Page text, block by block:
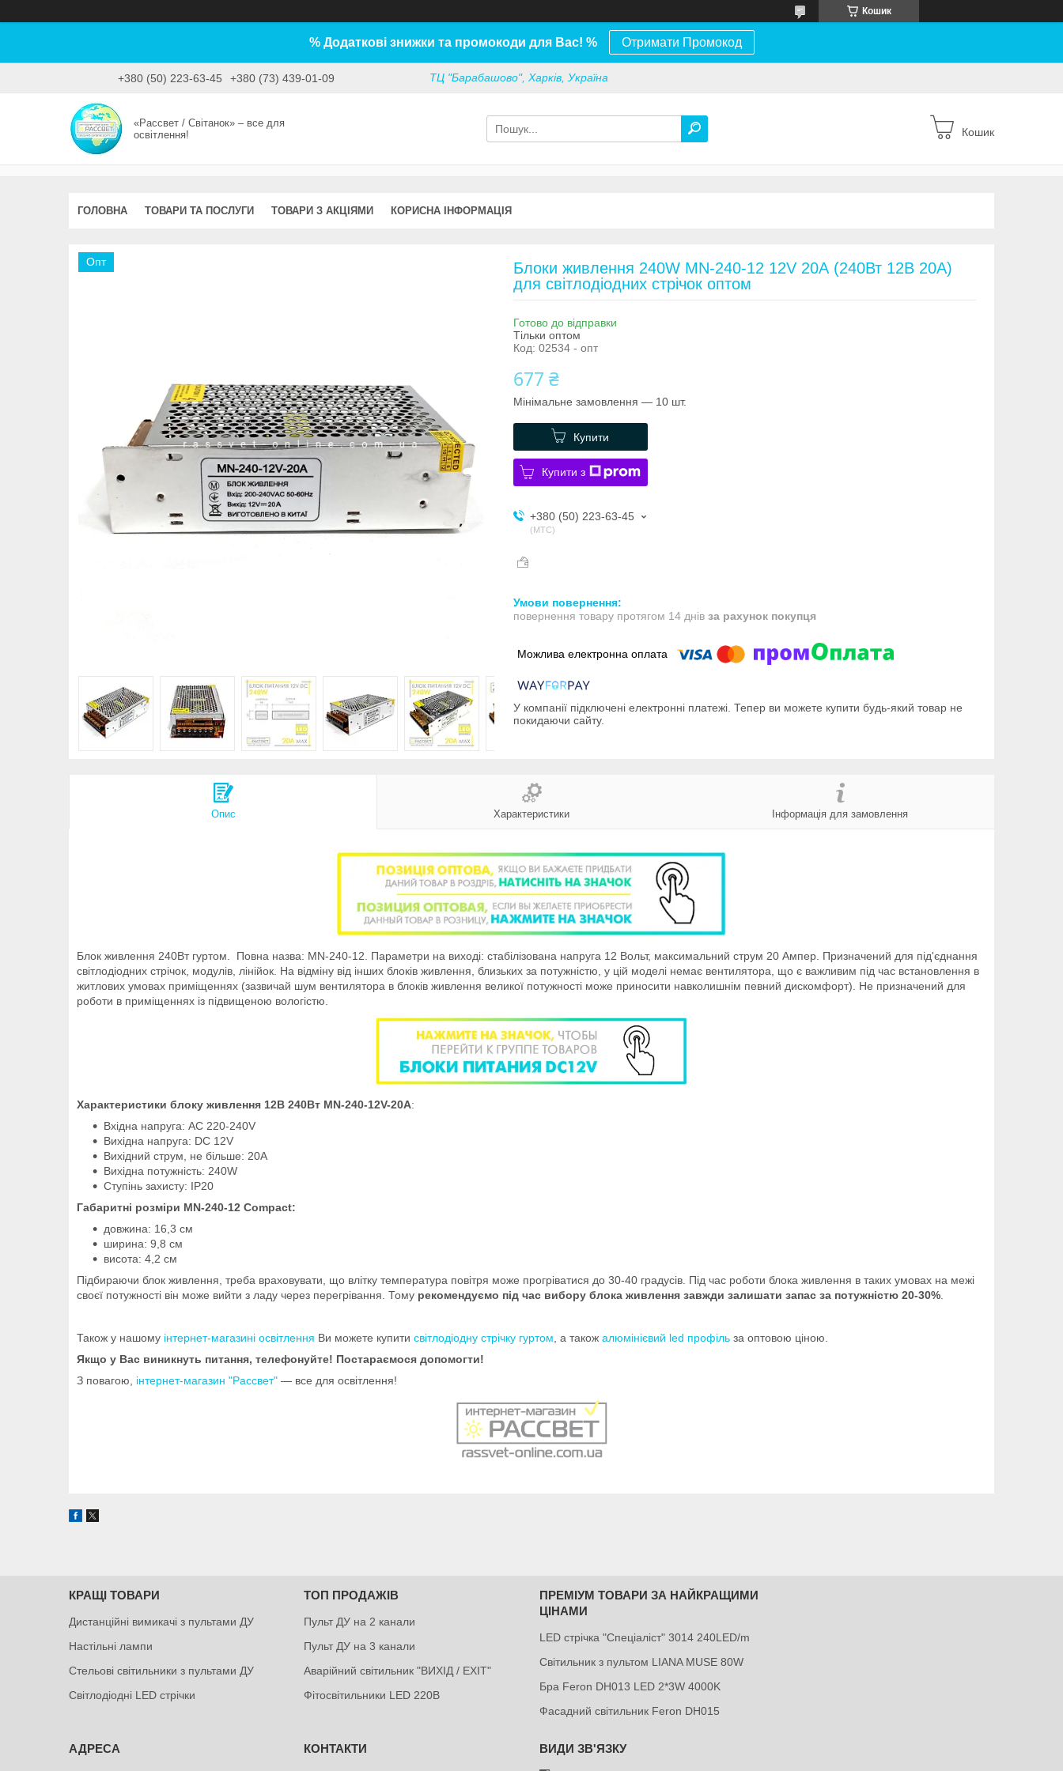
Кошик
% Додаткові знижки та промокоди для Вас! % Отримати Промокод
+380 (50) 223-63-45 +380 (73) 439-01-09 ТЦ "Барабашово", Харків, Україна
«Рассвет / Світанок» – все для
освітлення!
Кошик
ГОЛОВНА ТОВАРИ ТА ПОСЛУГИ ТОВАРИ З АКЦІЯМИ КОРИСНА ІНФОРМАЦІЯ
Опт
Блоки живлення 240W MN-240-12 12V 20А (240Вт 12В 20А)
для світлодіодних стрічок оптом
Готово до відправки
Тільки оптом
Код: 02534 - опт
677 ₴
Мінімальне замовлення — 10 шт.
Купити
Купити з
+380 (50) 223-63-45
МТС
повернення товару протягом 14 днів за рахунок покупця
У компанії підключені електронні платежі. Тепер ви можете купити будь-який товар не
покидаючи сайту.
Опис Характеристики Інформація для замовлення
Блок живлення 240Вт гуртом. Повна назва: MN-240-12. Параметри на виході: стабілізована напруга 12 Вольт, максимальний струм 20 Ампер. Призначений для під'єднання
світлодіодних стрічок, модулів, лінійок. На відміну від інших блоків живлення, близьких за потужністю, у цій моделі немає вентилятора, що є важливим під час встановлення в
житлових умовах приміщеннях (зазвичай шум вентилятора в блоків живлення великої потужності може приносити навколишнім певний дискомфорт). Не призначений для
роботи в приміщеннях із підвищеною вологістю.
Характеристики блоку живлення 12В 240Вт MN-240-12V-20A:
Вхідна напруга: AC 220-240V
Вихідна напруга: DC 12V
Вихідний струм, не більше: 20А
Вихідна потужність: 240W
Ступінь захисту: IP20
Габаритні розміри MN-240-12 Compact:
довжина: 16,3 см
ширина: 9,8 см
висота: 4,2 см
Підбираючи блок живлення, треба враховувати, що влітку температура повітря може прогріватися до 30-40 градусів. Під час роботи блока живлення в таких умовах на межі
своєї потужності він може вийти з ладу через перегрівання. Тому рекомендуємо під час вибору блока живлення завжди залишати запас за потужністю 20-30%
Також у нашому інтернет-магазині освітлення Ви можете купити світлодіодну стрічку гуртом , а також алюмінієвий led профіль за оптовою ціною.
Якщо у Вас виникнуть питання, телефонуйте! Постараємося допомогти!
З повагою, інтернет-магазин "Рассвет" — все для освітлення!
КРАЩІ ТОВАРИ
Дистанційні вимикачі з пультами ДУ
Настільні лампи
Стельові світильники з пультами ДУ
Світлодіодні LED стрічки
ТОП ПРОДАЖІВ
Пульт ДУ на 2 канали
Пульт ДУ на 3 канали
Аварійний світильник "ВИХІД / EXIT"
Фітосвітильники LED 220В
ПРЕМІУМ ТОВАРИ ЗА НАЙКРАЩИМИ
ЦІНАМИ
LED стрічка "Спеціаліст" 3014 240LED/m
Світильник з пультом LIANA MUSE 80W
Бра Feron DH013 LED 2*3W 4000K
Фасадний світильник Feron DH015